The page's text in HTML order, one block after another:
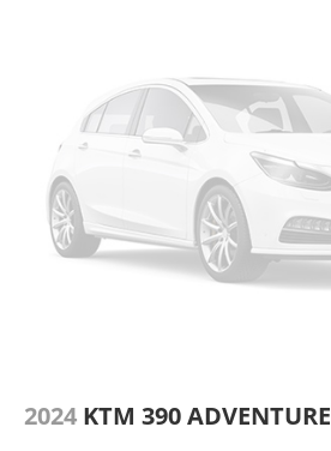
2024 KTM 390 ADVENTURE